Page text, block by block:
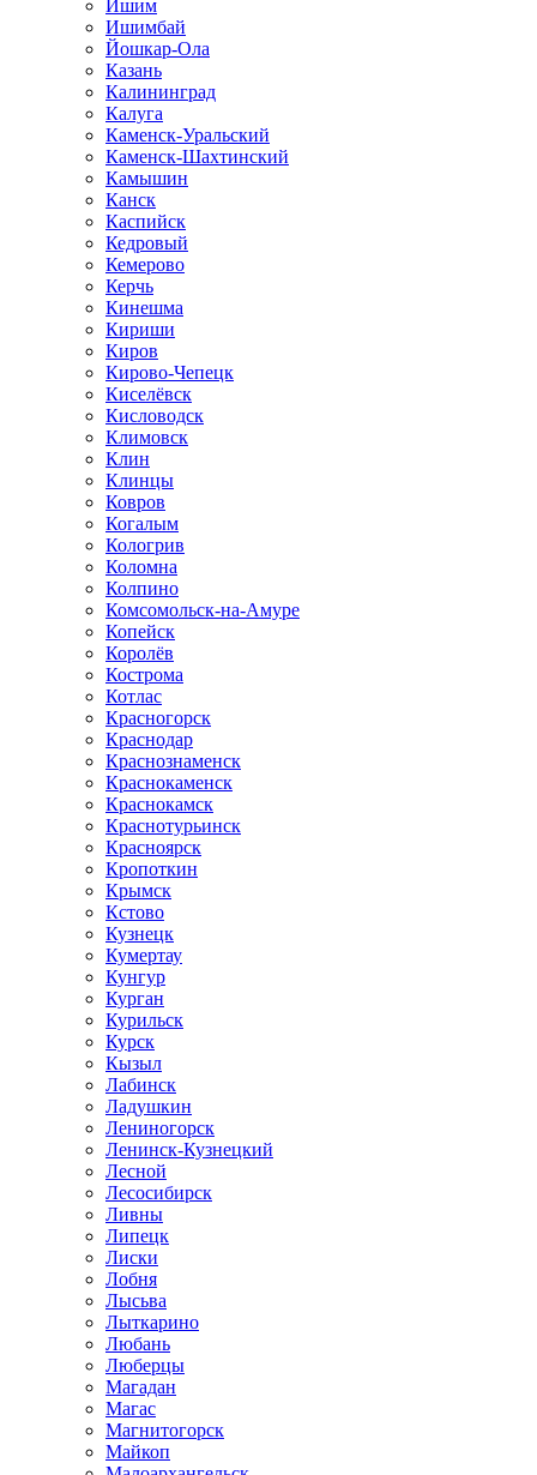
Ишим
Ишимбай
Йошкар-Ола
Казань
Калининград
Калуга
Каменск-Уральский
Каменск-Шахтинский
Камышин
Канск
Каспийск
Кедровый
Кемерово
Керчь
Кинешма
Кириши
Киров
Кирово-Чепецк
Киселёвск
Кисловодск
Климовск
Клин
Клинцы
Ковров
Когалым
Кологрив
Коломна
Колпино
Комсомольск-на-Амуре
Копейск
Королёв
Кострома
Котлас
Красногорск
Краснодар
Краснознаменск
Краснокаменск
Краснокамск
Краснотурьинск
Красноярск
Кропоткин
Крымск
Кстово
Кузнецк
Кумертау
Кунгур
Курган
Курильск
Курск
Кызыл
Лабинск
Ладушкин
Лениногорск
Ленинск-Кузнецкий
Лесной
Лесосибирск
Ливны
Липецк
Лиски
Лобня
Лысьва
Лыткарино
Любань
Люберцы
Магадан
Магас
Магнитогорск
Майкоп